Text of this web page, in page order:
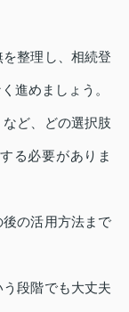
整理し、相続登
進めましょう。
ど、どの選択肢
る必要がありま
の活用方法まで
う段階でも大丈夫